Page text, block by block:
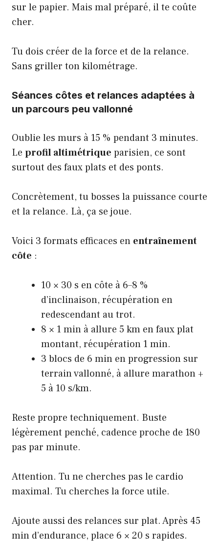
sur le papier. Mais mal préparé, il te coûte
cher.
Tu dois créer de la force et de la relance.
Sans griller ton kilométrage.
Séances côtes et relances adaptées à
un parcours peu vallonné
Oublie les murs à 15 % pendant 3 minutes.
Le profil altimétrique parisien, ce sont
surtout des faux plats et des ponts.
Concrètement, tu bosses la puissance courte
et la relance. Là, ça se joue.
Voici 3 formats efficaces en entraînement
côte :
10 × 30 s en côte à 6–8 %
d’inclinaison, récupération en
redescendant au trot.
8 × 1 min à allure 5 km en faux plat
montant, récupération 1 min.
3 blocs de 6 min en progression sur
terrain vallonné, à allure marathon +
5 à 10 s/km.
Reste propre techniquement. Buste
légèrement penché, cadence proche de 180
pas par minute.
Attention. Tu ne cherches pas le cardio
maximal. Tu cherches la force utile.
Ajoute aussi des relances sur plat. Après 45
min d’endurance, place 6 × 20 s rapides.